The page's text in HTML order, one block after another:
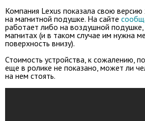
Компания Lexus показала свою
на магнитной подушке. На сайте
работает либо на воздушной
магнитах (и в таком случае им нужна
поверхность внизу).
Стоимость устройства, к сожалению,
еще в ролике не показано, может ли
на нем стоять.